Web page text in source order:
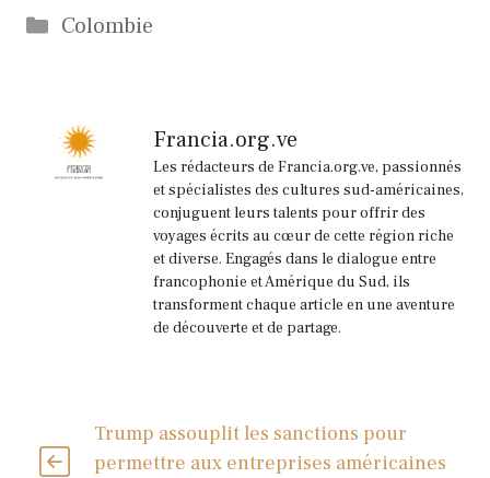
Catégories
Colombie
Francia.org.ve
Les rédacteurs de Francia.org.ve, passionnés
et spécialistes des cultures sud-américaines,
conjuguent leurs talents pour offrir des
voyages écrits au cœur de cette région riche
et diverse. Engagés dans le dialogue entre
francophonie et Amérique du Sud, ils
transforment chaque article en une aventure
de découverte et de partage.
Trump assouplit les sanctions pour
permettre aux entreprises américaines